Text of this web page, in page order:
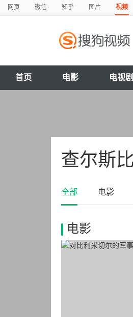
网页 微信 知乎 图片 视频
首页 电影 电视剧
查尔斯
全部 电影
电影